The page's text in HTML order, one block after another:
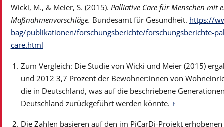
Wicki, M., & Meier, S. (2015). Palliative Care für Menschen mit
Maßnahmenvorschläge. Bundesamt für Gesundheit. https://
bag/publikationen/forschungsberichte/forschungsberichte-
care.html
Zum Vergleich: Die Studie von Wicki und Meier (2015)
und 2012 3,7 Prozent der Bewohner:innen von
die in Deutschland, was auf die beschriebene
Deutschland zurückgeführt werden könnte. ↑
Die Zahlen basieren auf den im PiCarDi-Projekt